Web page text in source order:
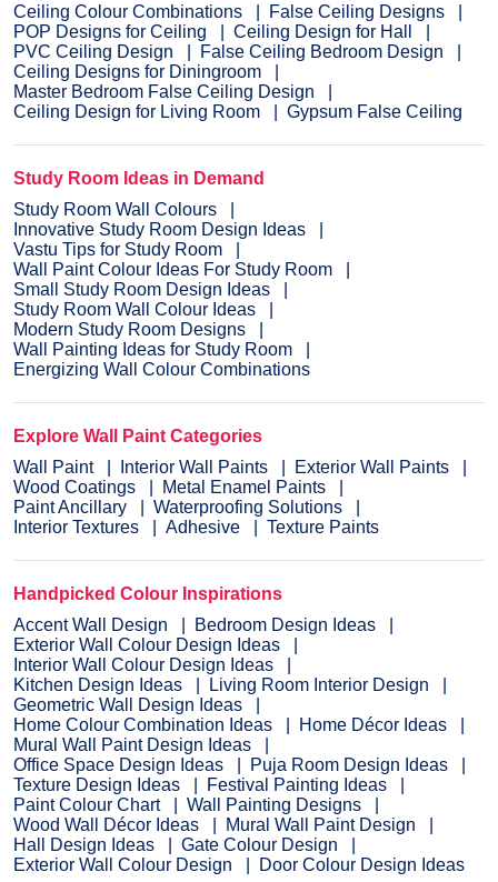
Ceiling Colour Combinations
False Ceiling Designs
POP Designs for Ceiling
Ceiling Design for Hall
PVC Ceiling Design
False Ceiling Bedroom Design
Ceiling Designs for Diningroom
Master Bedroom False Ceiling Design
Ceiling Design for Living Room
Gypsum False Ceiling
Study Room Ideas in Demand
Study Room Wall Colours
Innovative Study Room Design Ideas
Vastu Tips for Study Room
Wall Paint Colour Ideas For Study Room
Small Study Room Design Ideas
Study Room Wall Colour Ideas
Modern Study Room Designs
Wall Painting Ideas for Study Room
Energizing Wall Colour Combinations
Explore Wall Paint Categories
Wall Paint
Interior Wall Paints
Exterior Wall Paints
Wood Coatings
Metal Enamel Paints
Paint Ancillary
Waterproofing Solutions
Interior Textures
Adhesive Texture Paints
Handpicked Colour Inspirations
Accent Wall Design
Bedroom Design Ideas
Exterior Wall Colour Design Ideas
Interior Wall Colour Design Ideas
Kitchen Design Ideas
Living Room Interior Design
Geometric Wall Design Ideas
Home Colour Combination Ideas
Home Décor Ideas
Mural Wall Paint Design Ideas
Office Space Design Ideas
Puja Room Design Ideas
Texture Design Ideas
Festival Painting Ideas
Paint Colour Chart
Wall Painting Designs
Wood Wall Décor Ideas
Mural Wall Paint Design
Hall Design Ideas
Gate Colour Design
Exterior Wall Colour Design
Door Colour Design Ideas